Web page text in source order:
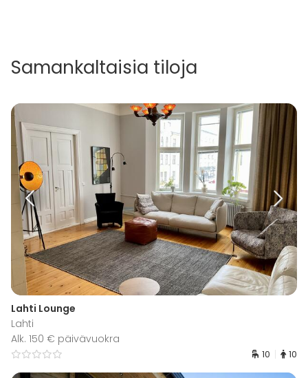
Samankaltaisia tiloja
Lahti Lounge
Lahti
Alk. 150 € päivävuokra
10 10